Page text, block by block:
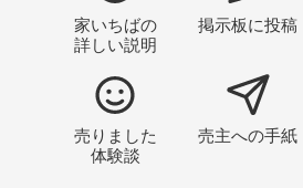
家いちばの
詳しい説明
掲示板に投稿
売りました
体験談
売主への手紙